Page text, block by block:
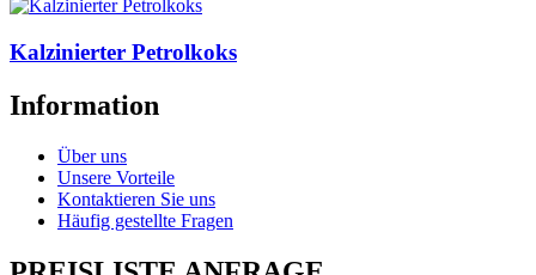
Kalzinierter Petrolkoks
Information
Über uns
Unsere Vorteile
Kontaktieren Sie uns
Häufig gestellte Fragen